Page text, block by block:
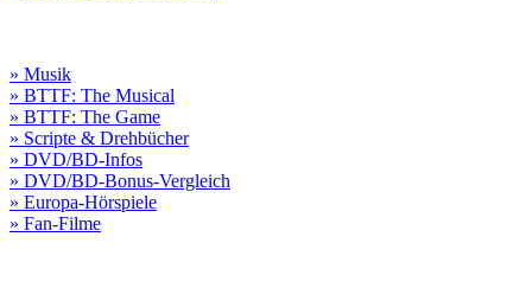
» Musik
» BTTF: The Musical
» BTTF: The Game
» Scripte & Drehbücher
» DVD/BD-Infos
» DVD/BD-Bonus-Vergleich
» Europa-Hörspiele
» Fan-Filme